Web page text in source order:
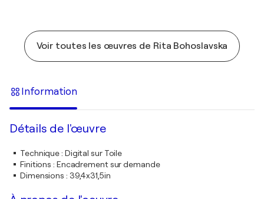
Voir toutes les œuvres de Rita Bohoslavska
Information
Détails de l'œuvre
Technique: Digital sur Toile
Finitions : Encadrement sur demande
Dimensions : 39,4x31,5in